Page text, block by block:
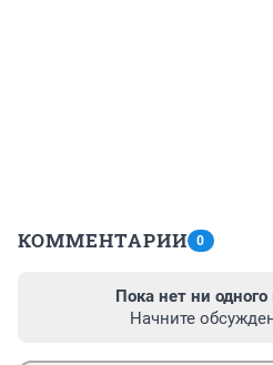
КОММЕНТАРИИ 0
Пока нет ни
Начните